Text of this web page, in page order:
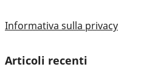
Informativa sulla privacy
Articoli recenti